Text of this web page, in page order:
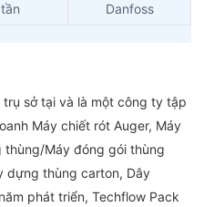
Danfoss
trụ sở tại và là một công ty tập
Máy chiết rót Auger, Máy
Máy đóng gói thùng
dựng thùng carton, Dây
phát triển, Techflow Pack